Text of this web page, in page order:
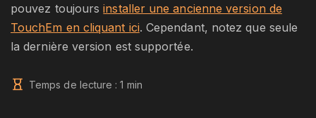
pouvez toujoursinstaller une ancienne version de
TouchEm en cliquant ici. Cependant, notez que seule
la dernière version est supportée.
Temps de lecture : 1 min